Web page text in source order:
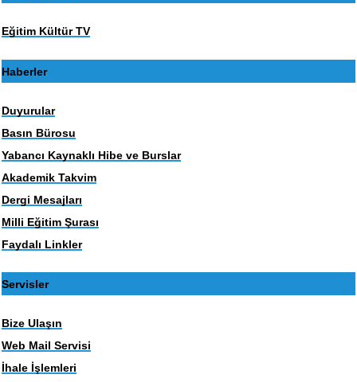
Eğitim Kültür TV
Haberler
Duyurular
Basın Bürosu
Yabancı Kaynaklı Hibe ve Burslar
Akademik Takvim
Dergi Mesajları
Milli Eğitim Şurası
Faydalı Linkler
Servisler
Bize Ulaşın
Web Mail Servisi
İhale İşlemleri